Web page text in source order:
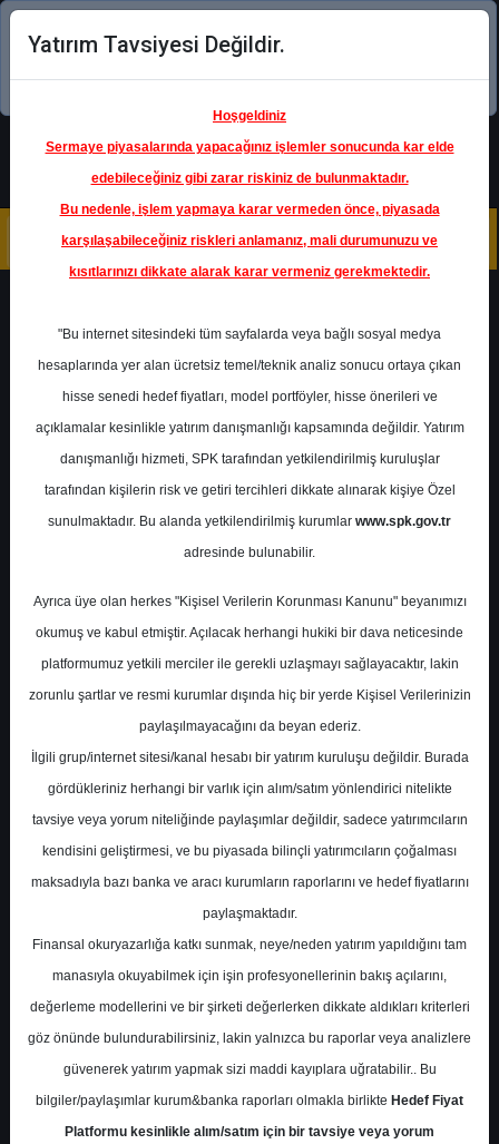
Şimdi uygulamayı indirin!
ALKIM- ALKİM ALKALİ KİMYA
A.Ş.
Hedef Fiyat 23.00 ₺
Getiri
%44.02
0 0
En Yüksek Tahmin
Ortalama Fiyat Tahmini 23,00 ₺
Ortalama Getiri Potansiyeli %44.02
Kurum Sayısı
1
Yatırım Tavsiyesi Değildir.
Hoşgeldiniz
Sermaye piyasalarında yapacağınız işlemler sonucunda kar elde
edebileceğiniz gibi zarar riskiniz de bulunmaktadır.
Bu nedenle, işlem yapmaya karar vermeden önce, piyasada
karşılaşabileceğiniz riskleri anlamanız, mali durumunuzu ve
kısıtlarınızı dikkate alarak karar vermeniz gerekmektedir.
"Bu internet sitesindeki tüm sayfalarda veya bağlı sosyal medya
hesaplarında yer alan ücretsiz temel/teknik analiz sonucu ortaya çıkan
hisse senedi hedef fiyatları, model portföyler, hisse önerileri ve
açıklamalar kesinlikle yatırım danışmanlığı kapsamında değildir. Yatırım
danışmanlığı hizmeti, SPK tarafından yetkilendirilmiş kuruluşlar
tarafından kişilerin risk ve getiri tercihleri dikkate alınarak kişiye Özel
sunulmaktadır. Bu alanda yetkilendirilmiş kurumlar www.spk.gov.tr
adresinde bulunabilir.
Ayrıca üye olan herkes "Kişisel Verilerin Korunması Kanunu" beyanımızı
okumuş ve kabul etmiştir. Açılacak herhangi hukiki bir dava neticesinde
platformumuz yetkili merciler ile gerekli uzlaşmayı sağlayacaktır, lakin
zorunlu şartlar ve resmi kurumlar dışında hiç bir yerde Kişisel Verilerinizin
paylaşılmayacağını da beyan ederiz.
İlgili grup/internet sitesi/kanal hesabı bir yatırım kuruluşu değildir. Burada
gördükleriniz herhangi bir varlık için alım/satım yönlendirici nitelikte
tavsiye veya yorum niteliğinde paylaşımlar değildir, sadece yatırımcıların
kendisini geliştirmesi, ve bu piyasada bilinçli yatırımcıların çoğalması
maksadıyla bazı banka ve aracı kurumların raporlarını ve hedef fiyatlarını
paylaşmaktadır.
Finansal okuryazarlığa katkı sunmak, neye/neden yatırım yapıldığını tam
manasıyla okuyabilmek için işin profesyonellerinin bakış açılarını,
değerleme modellerini ve bir şirketi değerlerken dikkate aldıkları kriterleri
göz önünde bulundurabilirsiniz, lakin yalnızca bu raporlar veya analizlere
güvenerek yatırım yapmak sizi maddi kayıplara uğratabilir.. Bu
bilgiler/paylaşımlar kurum&banka raporları olmakla birlikte Hedef Fiyat
Platformu kesinlikle alım/satım için bir tavsiye veya yorum